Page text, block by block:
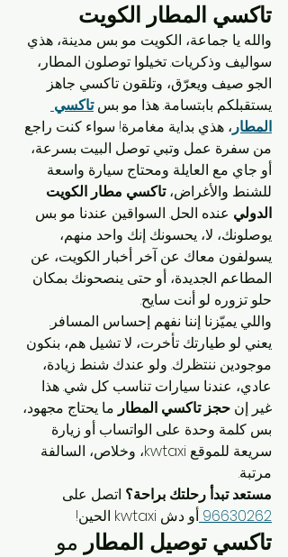
تاكسي المطار الكويت
والله يا جماعة، الكويت مو بس مدينة، هذي
سواليف وذكريات. تخيلوا توصلون المطار،
الجو صيف ويعرّق، وتلقون تاكسي جاهز
يستقبلكم بابتسامة. هذا مو بس تاكسي
المطار، هذي بداية مغامرة! سواء كنت راجع
من سفرة عمل وتبي توصل البيت بسرعة،
أو جاي مع العايلة ومحتاج سيارة واسعة
للشنط والأغراض، تاكسي مطار الكويت
الدولي عنده الحل. السواقين عندنا مو بس
يوصلونك، لا، يحسونك إنك واحد منهم،
يسولفون معاك عن آخر أخبار الكويت، عن
المطاعم الجديدة، أو حتى ينصحونك بمكان
حلو تزوره لو أنت سايح.
واللي يميّزنا إننا نفهم إحساس المسافر.
يعني لو طيارتك تأخرت، لا تشيل هم، بنكون
موجودين ننتظرك. ولو عندك شنط زيادة،
عادي، عندنا سيارات تناسب كل شي. هذا
غير إن حجز تاكسي المطار ما يحتاج مجهود،
بس كلمة وحدة على الواتساب أو زيارة
سريعة للموقع kwtaxi، وخلاص، السالفة
مرتبة.
مستعد تبدأ رحلتك براحة؟ اتصل على
96630262 أو دش kwtaxi الحين!
تاكسي توصيل المطار مو